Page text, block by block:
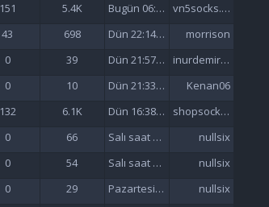
151 5.4K Bugün 06:57 vn5socks.net
43 698 Dün 22:14 da morrison
0 39 Dün 21:57 da inurdemirelseo
0 10 Dün 21:33 da Kenan06
132 6.1K Dün 16:38 da shopsocks5
0 66 Salı saat 15:47'de nullsix
0 54 Salı saat 02:13'de nullsix
0 29 Pazartesi saat 22:01'de nullsix